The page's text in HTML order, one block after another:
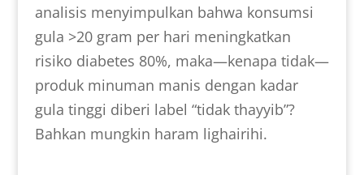
analisis menyimpulkan bahwa konsumsi
gula >20 gram per hari meningkatkan
risiko diabetes 80%, maka—kenapa tidak—
produk minuman manis dengan kadar
gula tinggi diberi label “tidak thayyib”?
Bahkan mungkin haram lighairihi.